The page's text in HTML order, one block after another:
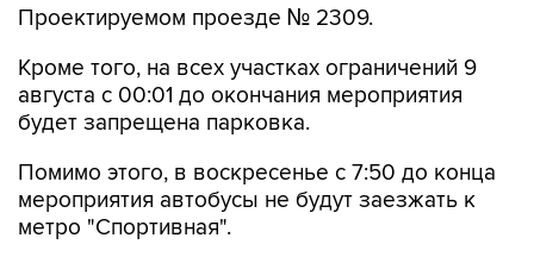
Проектируемом проезде № 2309.
Кроме того, на всех участках ограничений 9
августа с 00:01 до окончания мероприятия
будет запрещена парковка.
Помимо этого, в воскресенье с 7:50 до конца
мероприятия автобусы не будут заезжать к
метро "Спортивная".